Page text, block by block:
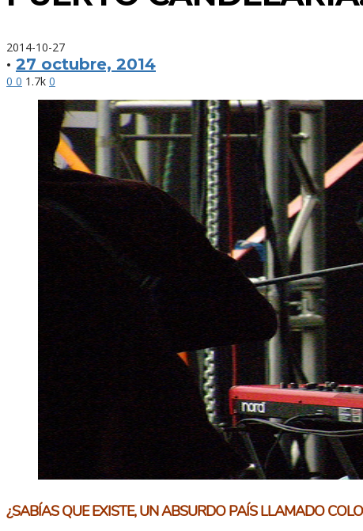
2014-10-27
· 27 octubre, 2014
0 0 1.7k 0
¿SABÍAS QUE EXISTE, UN ABSURDO PAÍS LLAMADO